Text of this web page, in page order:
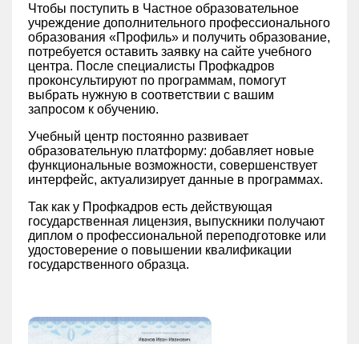
Чтобы поступить в Частное образовательное
учреждение дополнительного профессионального
образования «‎Профиль» и получить образование,
потребуется оставить заявку на сайте учебного
центра. После специалисты Профкадров
проконсультируют по программам, помогут
выбрать нужную в соответствии с вашим
запросом к обучению.
Учебный центр постоянно развивает
образовательную платформу: добавляет новые
функциональные возможности, совершенствует
интерфейс, актуализирует данные в программах.
Так как у Профкадров есть действующая
государственная лицензия, выпускники получают
диплом о профессиональной переподготовке или
удостоверение о повышении квалификации
государственного образца.